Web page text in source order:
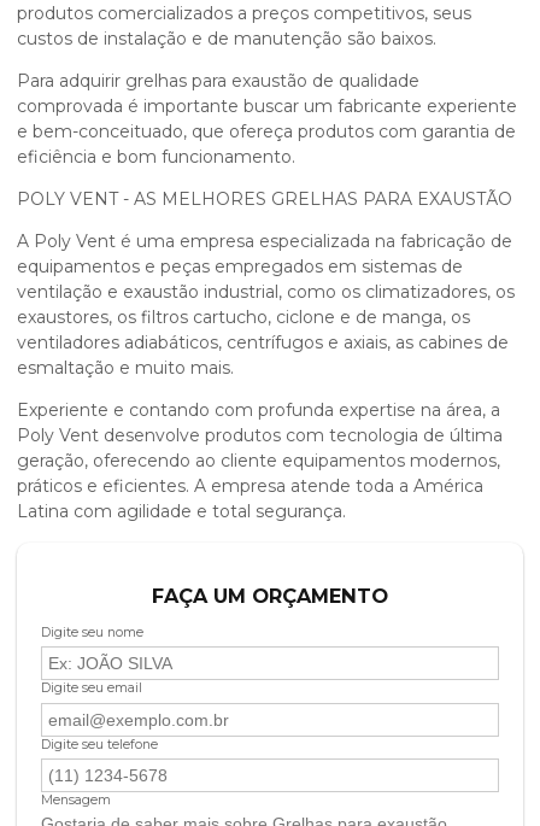
produtos comercializados a preços competitivos, seus
custos de instalação e de manutenção são baixos.
Para adquirir grelhas para exaustão de qualidade
comprovada é importante buscar um fabricante experiente
e bem-conceituado, que ofereça produtos com garantia de
eficiência e bom funcionamento.
POLY VENT - AS MELHORES GRELHAS PARA EXAUSTÃO
A Poly Vent é uma empresa especializada na fabricação de
equipamentos e peças empregados em sistemas de
ventilação e exaustão industrial, como os climatizadores, os
exaustores, os filtros cartucho, ciclone e de manga, os
ventiladores adiabáticos, centrífugos e axiais, as cabines de
esmaltação e muito mais.
Experiente e contando com profunda expertise na área, a
Poly Vent desenvolve produtos com tecnologia de última
geração, oferecendo ao cliente equipamentos modernos,
práticos e eficientes. A empresa atende toda a América
Latina com agilidade e total segurança.
FAÇA UM ORÇAMENTO
Digite seu nome
Digite seu email
Digite seu telefone
Mensagem